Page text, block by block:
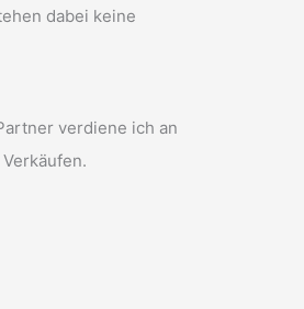
dabei keine
verdiene ich an